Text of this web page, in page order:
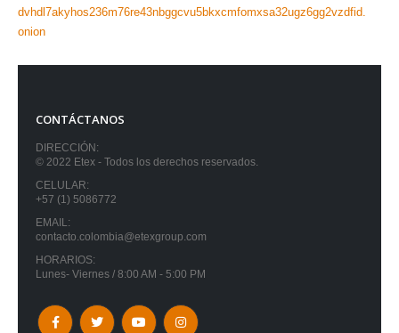
dvhdl7akyhos236m76re43nbggcvu5bkxcmfomxsa32ugz6gg2vzdfid.
onion
CONTÁCTANOS
DIRECCIÓN:
© 2022 Etex - Todos los derechos reservados.
CELULAR:
+57 (1) 5086772
EMAIL:
contacto.colombia@etexgroup.com
HORARIOS:
Lunes- Viernes / 8:00 AM - 5:00 PM